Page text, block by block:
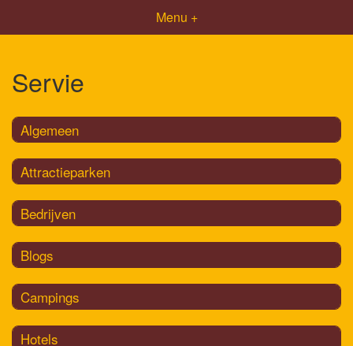
Menu +
Servie
Algemeen
Attractieparken
Bedrijven
Blogs
Campings
Hotels